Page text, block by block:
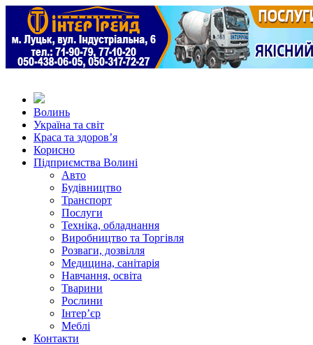
Волинь
Україна та світ
Краса та здоров’я
Корисно
Підприємства Волині
Авто
Будівництво
Транспорт
Послуги
Техніка, обладнання
Виробництво та Торгівля
Розваги, дозвілля
Медицина, санітарія
Навчання, освіта
Тварини
Рослини
Інтер’єр
Меблі
Контакти